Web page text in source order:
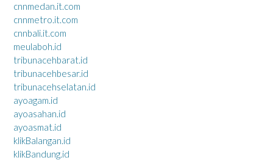
cnnmedan.it.com
cnnmetro.it.com
cnnbali.it.com
meulaboh.id
tribunacehbarat.id
tribunacehbesar.id
tribunacehselatan.id
ayoagam.id
ayoasahan.id
ayoasmat.id
klikBalangan.id
klikBandung.id